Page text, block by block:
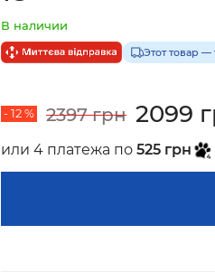
В наличии
Этот товар —
- 12 % 2397 грн 2099
или 4 платежа по 525 грн